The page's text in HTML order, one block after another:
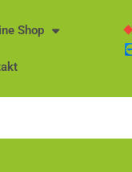
Shop